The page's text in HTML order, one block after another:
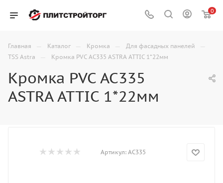
0
Главная — Каталог — Кромка — Для фасадных панелей —
TSS Astra — Кромка PVC AC335 ASTRA ATTIC 1*22мм
Кромка PVC AC335
ASTRA ATTIC 1*22мм
Артикул: AC335